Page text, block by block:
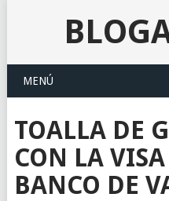
MENÚ
TOALLA DE
CON LA
BANCO DE